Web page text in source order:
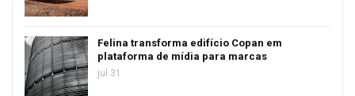
Felina transforma edifício Copan em
plataforma de mídia para marcas
jul 31